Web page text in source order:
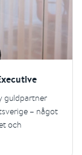
guldpartner
– något
och